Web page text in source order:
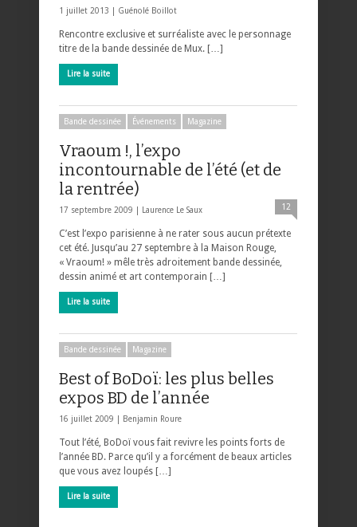
1 juillet 2013 | Guénolé Boillot
Rencontre exclusive et surréaliste avec le personnage
titre de la bande dessinée de Mux. […]
Lire la suite
Bande dessinée Événements Magazine
Vraoum !, l’expo
incontournable de l’été (et de
la rentrée)
17 septembre 2009 | Laurence Le Saux 12
C’est l’expo parisienne à ne rater sous aucun prétexte
cet été. Jusqu’au 27 septembre à la Maison Rouge,
« Vraoum! » mêle très adroitement bande dessinée,
dessin animé et art contemporain […]
Lire la suite
Bande dessinée Magazine
Best of BoDoï: les plus belles
expos BD de l’année
16 juillet 2009 | Benjamin Roure
Tout l’été, BoDoï vous fait revivre les points forts de
l’année BD. Parce qu’il y a forcément de beaux articles
que vous avez loupés […]
Lire la suite